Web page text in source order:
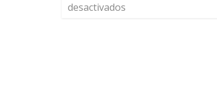
desactivados